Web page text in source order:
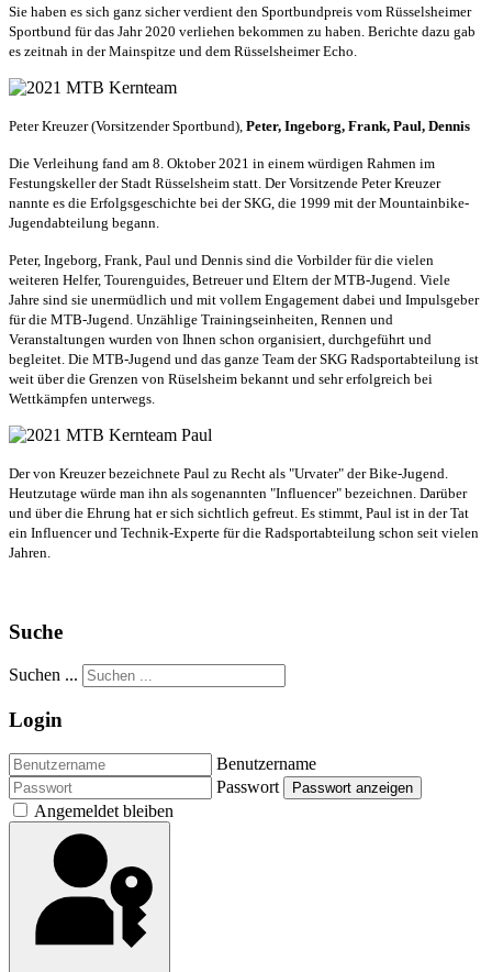
Sie haben es sich ganz sicher verdient den Sportbundpreis vom Rüsselsheimer
Sportbund für das Jahr 2020 verliehen bekommen zu haben. Berichte dazu gab
es zeitnah in der Mainspitze und dem Rüsselsheimer Echo.
Peter Kreuzer (Vorsitzender Sportbund), Peter, Ingeborg, Frank, Paul, Dennis
Die Verleihung fand am 8. Oktober 2021 in einem würdigen Rahmen im
Festungskeller der Stadt Rüsselsheim statt. Der Vorsitzende Peter Kreuzer
nannte es die Erfolgsgeschichte bei der SKG, die 1999 mit der Mountainbike-
Jugendabteilung begann.
Peter, Ingeborg, Frank, Paul und Dennis sind die Vorbilder für die vielen
weiteren Helfer, Tourenguides, Betreuer und Eltern der MTB-Jugend. Viele
Jahre sind sie unermüdlich und mit vollem Engagement dabei und Impulsgeber
für die MTB-Jugend. Unzählige Trainingseinheiten, Rennen und
Veranstaltungen wurden von Ihnen schon organisiert, durchgeführt und
begleitet. Die MTB-Jugend und das ganze Team der SKG Radsportabteilung ist
weit über die Grenzen von Rüselsheim bekannt und sehr erfolgreich bei
Wettkämpfen unterwegs.
Der von Kreuzer bezeichnete Paul zu Recht als "Urvater" der Bike-Jugend.
Heutzutage würde man ihn als sogenannten "Influencer" bezeichnen. Darüber
und über die Ehrung hat er sich sichtlich gefreut. Es stimmt, Paul ist in der Tat
ein Influencer und Technik-Experte für die Radsportabteilung schon seit vielen
Jahren.
Suche
Suchen ...
Login
Benutzername
Passwort
Passwort anzeigen
Angemeldet bleiben